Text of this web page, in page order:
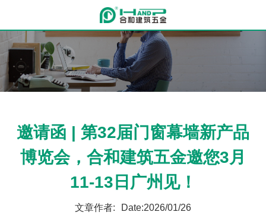
邀请函 | 第32届门窗幕墙新产品
博览会，合和建筑五金邀您3月
11-13日广州见！
文章作者:
Date:2026/01/26